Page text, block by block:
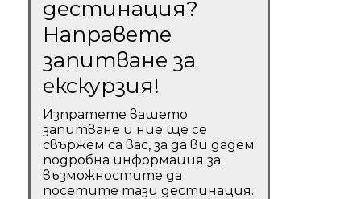
дестинация?
Направете
запитване за
екскурзия!
Изпратете вашето
запитване и ние ще се
свържем са вас, за да ви дадем
подробна информация за
възможностите да
посетите тази дестинация.